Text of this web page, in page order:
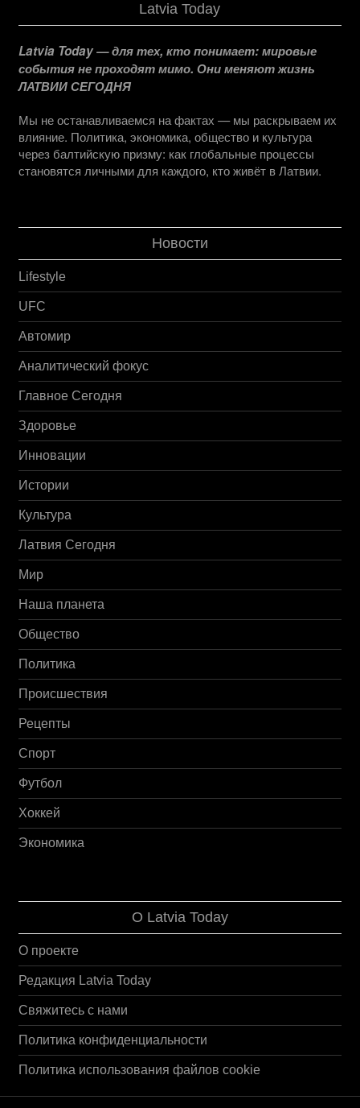
Latvia Today
Latvia Today — для тех, кто понимает: мировые
события не проходят мимо. Они меняют жизнь
ЛАТВИИ СЕГОДНЯ
Мы не останавливаемся на фактах — мы раскрываем их
влияние. Политика, экономика, общество и культура
через балтийскую призму: как глобальные процессы
становятся личными для каждого, кто живёт в Латвии.
Новости
Lifestyle
UFC
Автомир
Аналитический фокус
Главное Сегодня
Здоровье
Инновации
Истории
Культура
Латвия Сегодня
Мир
Наша планета
Общество
Политика
Происшествия
Рецепты
Спорт
Футбол
Хоккей
Экономика
О Latvia Today
О проекте
Редакция Latvia Today
Свяжитесь с нами
Политика конфиденциальности
Политика использования файлов cookie